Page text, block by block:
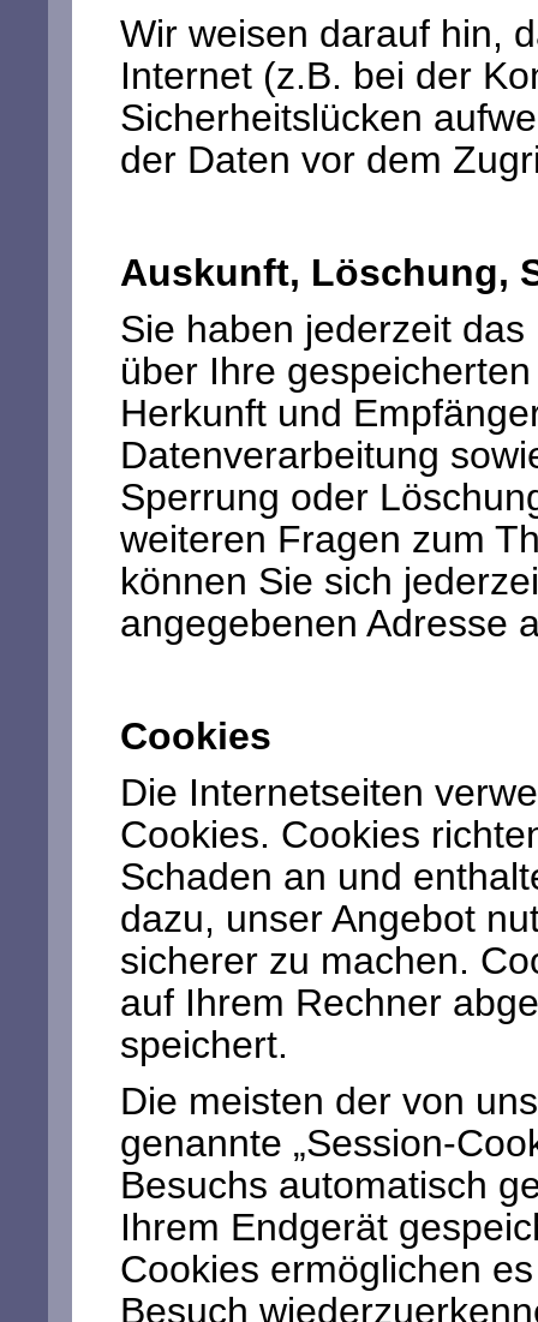
Wir weisen darauf hin,
Internet (z.B. bei der
Sicherheitslücken
der Daten vor dem
Auskunft, Löschung,
Sie haben jederzeit
über Ihre
Herkunft und
Datenverarbeitung
Sperrung oder
weiteren Fragen zum
können Sie sich
angegebenen Adresse
Cookies
Die Internetseiten
Cookies. Cookies
Schaden an und
dazu, unser Angebot
sicherer zu machen.
auf Ihrem Rechner
speichert.
Die meisten der von
genannte „Session-
Besuchs automatisch
Ihrem Endgerät
Cookies ermöglichen
Besuch